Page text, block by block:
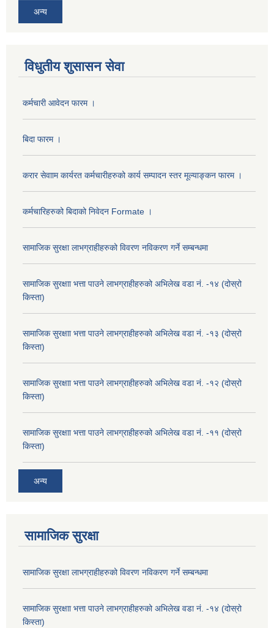
अन्य
विधुतीय शुसासन सेवा
कर्मचारी आवेदन फारम ।
बिदा फारम ।
करार सेवााम कार्यरत कर्मचारीहरुको कार्य सम्पादन स्तर मूल्याङ्कन फारम ।
कर्मचारिहरुको बिदाको निवेदन Formate ।
सामाजिक सुरक्षा लाभग्राहीहरुको विवरण नविकरण गर्ने सम्बन्धमा
सामाजिक सुरक्षाा भत्ता पाउने लाभग्राहीहरुको अभिलेख वडा नं. -१४ (दोस्रो
किस्ता)
सामाजिक सुरक्षाा भत्ता पाउने लाभग्राहीहरुको अभिलेख वडा नं. -१३ (दोस्रो
किस्ता)
सामाजिक सुरक्षाा भत्ता पाउने लाभग्राहीहरुको अभिलेख वडा नं. -१२ (दोस्रो
किस्ता)
सामाजिक सुरक्षाा भत्ता पाउने लाभग्राहीहरुको अभिलेख वडा नं. -११ (दोस्रो
किस्ता)
अन्य
सामाजिक सुरक्षा
सामाजिक सुरक्षा लाभग्राहीहरुको विवरण नविकरण गर्ने सम्बन्धमा
सामाजिक सुरक्षाा भत्ता पाउने लाभग्राहीहरुको अभिलेख वडा नं. -१४ (दोस्रो
किस्ता)